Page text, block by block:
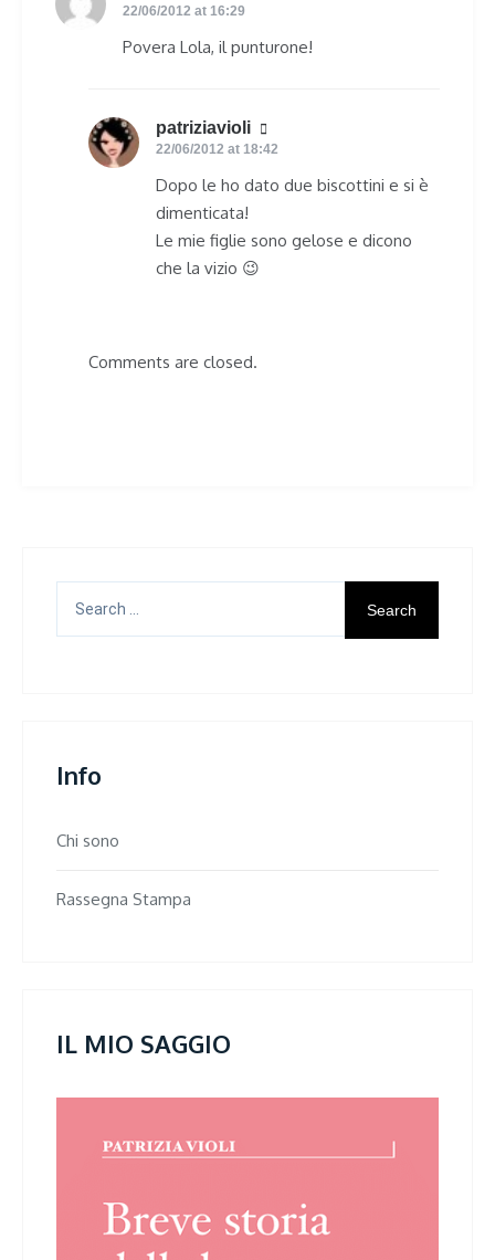
22/06/2012 at 16:29
Povera Lola, il punturone!
patriziavioli
22/06/2012 at 18:42
Dopo le ho dato due biscottini e si è
dimenticata!
Le mie figlie sono gelose e dicono
che la vizio 😉
Comments are closed.
for:
Info
Chi sono
Rassegna Stampa
IL MIO SAGGIO